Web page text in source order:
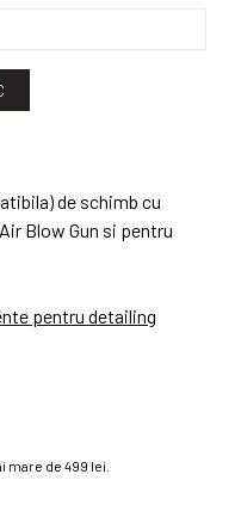
de schimb cu
Blow Gun si pentru
pentru detailing
de 499 lei.